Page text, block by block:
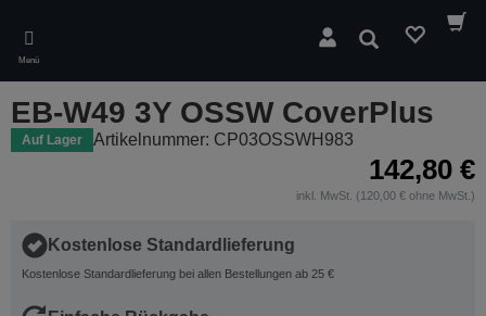
main
content
Menü
Suchen
EB-W49 3Y OSSW CoverPlus
Auf Lager Artikelnummer: CP03OSSWH983
142,80 €
inkl. MwSt. (120,00 € ohne MwSt.)
Kostenlose Standardlieferung
Kostenlose Standardlieferung bei allen Bestellungen ab 25 €